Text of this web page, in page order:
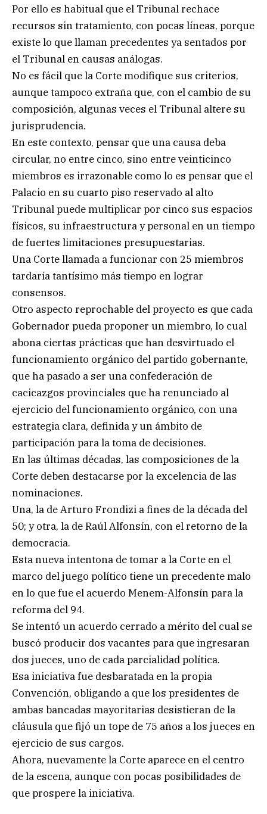
Por ello es habitual que el Tribunal rechace
recursos sin tratamiento, con pocas líneas, porque
existe lo que llaman precedentes ya sentados por
el Tribunal en causas análogas.
No es fácil que la Corte modifique sus criterios,
aunque tampoco extraña que, con el cambio de su
composición, algunas veces el Tribunal altere su
jurisprudencia.
En este contexto, pensar que una causa deba
circular, no entre cinco, sino entre veinticinco
miembros es irrazonable como lo es pensar que el
Palacio en su cuarto piso reservado al alto
Tribunal puede multiplicar por cinco sus espacios
físicos, su infraestructura y personal en un tiempo
de fuertes limitaciones presupuestarias.
Una Corte llamada a funcionar con 25 miembros
tardaría tantísimo más tiempo en lograr
consensos.
Otro aspecto reprochable del proyecto es que cada
Gobernador pueda proponer un miembro, lo cual
abona ciertas prácticas que han desvirtuado el
funcionamiento orgánico del partido gobernante,
que ha pasado a ser una confederación de
cacicazgos provinciales que ha renunciado al
ejercicio del funcionamiento orgánico, con una
estrategia clara, definida y un ámbito de
participación para la toma de decisiones.
En las últimas décadas, las composiciones de la
Corte deben destacarse por la excelencia de las
nominaciones.
Una, la de Arturo Frondizi a fines de la década del
50; y otra, la de Raúl Alfonsín, con el retorno de la
democracia.
Esta nueva intentona de tomar a la Corte en el
marco del juego político tiene un precedente malo
en lo que fue el acuerdo Menem-Alfonsín para la
reforma del 94.
Se intentó un acuerdo cerrado a mérito del cual se
buscó producir dos vacantes para que ingresaran
dos jueces, uno de cada parcialidad política.
Esa iniciativa fue desbaratada en la propia
Convención, obligando a que los presidentes de
ambas bancadas mayoritarias desistieran de la
cláusula que fijó un tope de 75 años a los jueces en
ejercicio de sus cargos.
Ahora, nuevamente la Corte aparece en el centro
de la escena, aunque con pocas posibilidades de
que prospere la iniciativa.